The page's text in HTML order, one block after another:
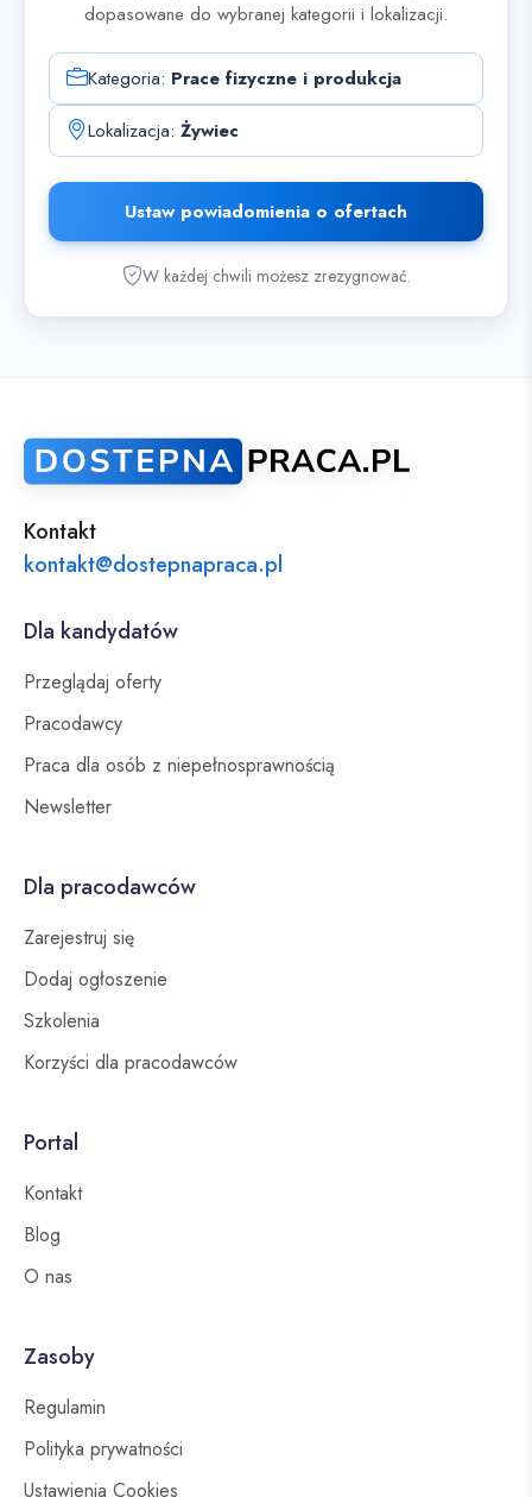
dopasowane do wybranej kategorii i lokalizacji.
Kategoria: Prace fizyczne i produkcja
Lokalizacja: Żywiec
Ustaw powiadomienia o ofertach
W każdej chwili możesz zrezygnować.
Kontakt
kontakt@dostepnapraca.pl
Dla kandydatów
Przeglądaj oferty
Pracodawcy
Praca dla osób z niepełnosprawnością
Newsletter
Dla pracodawców
Zarejestruj się
Dodaj ogłoszenie
Szkolenia
Korzyści dla pracodawców
Portal
Kontakt
Blog
O nas
Zasoby
Regulamin
Polityka prywatności
Ustawienia Cookies